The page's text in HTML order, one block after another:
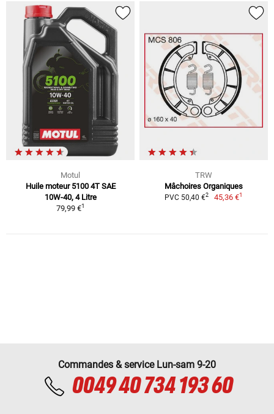
Motul
Huile moteur 5100 4T SAE
10W-40, 4 Litre
79,99 €1
TRW
Mâchoires Organiques
PVC 50,40 €2 45,36 €1
Commandes & service Lun-sam 9-20
0049 40 734 193 60